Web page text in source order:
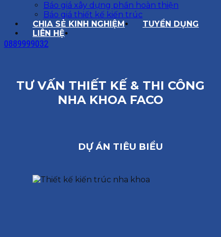
Báo giá xây dựng phần hoàn thiện
Báo giá thiết kế kiến trúc
CHIA SẺ KINH NGHIỆM
TUYỂN DỤNG
LIÊN HỆ
0889999032
TƯ VẤN THIẾT KẾ & THI CÔNG
NHA KHOA FACO
DỰ ÁN TIÊU BIỂU